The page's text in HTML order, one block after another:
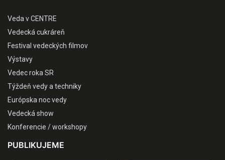
Veda v CENTRE
Vedecká cukráreň
Festival vedeckých filmov
Výstavy
Vedec roka SR
Týždeň vedy a techniky
Európska noc vedy
Vedecká show
Konferencie / workshopy
PUBLIKUJEME